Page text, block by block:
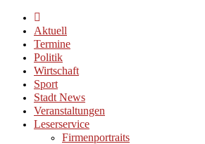
Aktuell
Termine
Politik
Wirtschaft
Sport
Stadt News
Veranstaltungen
Leserservice
Firmenportraits